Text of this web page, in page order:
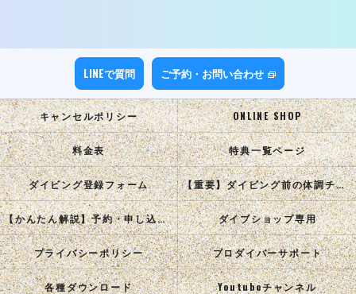
LINEで質問 ご予約・お問い合わせ
キャンセルポリシー ONLINE SHOP
料金表 特典一覧ページ
ダイビング登録フォーム 【重要】ダイビング前の体調チェック
【かんたん解説】予約・申し込み手順 ダイブショップ専用
プライバシーポリシー プロダイバーサポート
各種ダウンロード Youtubeチャンネル